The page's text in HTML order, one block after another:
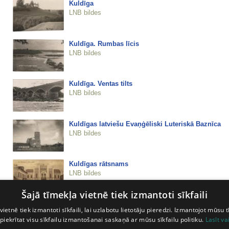
Kuldīga
LNB bildes
Kuldīga. Rumbas līcis
LNB bildes
Kuldīga. Ventas tilts
LNB bildes
Kuldīgas latviešu Evaņģēliski Luteriskā Baznīca
LNB bildes
Kuldīgas rātsnams
LNB bildes
Kuršu pludmale ziemā
LNB bildes
Šajā tīmekļa vietnē tiek izmantoti sīkfaili
tiek izmantoti sīkfaili, lai uzlabotu lietotāju pieredzi. Izmantojot mūsu
visu sīkfailu izmantošanai saskaņā ar mūsu sīkfailu politiku. Lasīt